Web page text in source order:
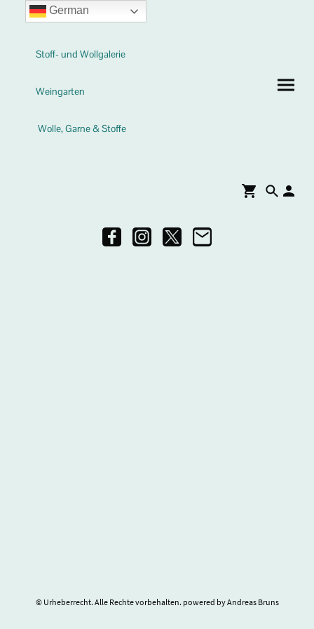
Stoff- und Wollgalerie
Weingarten
Wolle, Garne & Stoffe
© Urheberrecht. Alle Rechte vorbehalten. powered by Andreas Bruns
German